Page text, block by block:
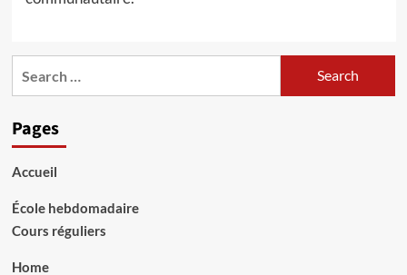
Pages
Accueil
École hebdomadaire
Cours réguliers
Home